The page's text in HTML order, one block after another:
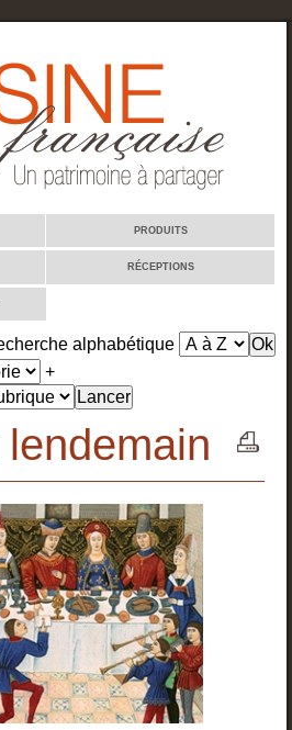
PRODUITS
RÉCEPTIONS
alphabétique
+